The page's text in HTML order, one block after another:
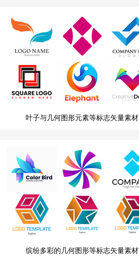
叶子与几何图形元素等标志矢量素材
缤纷多彩的几何图形等标志矢量素材